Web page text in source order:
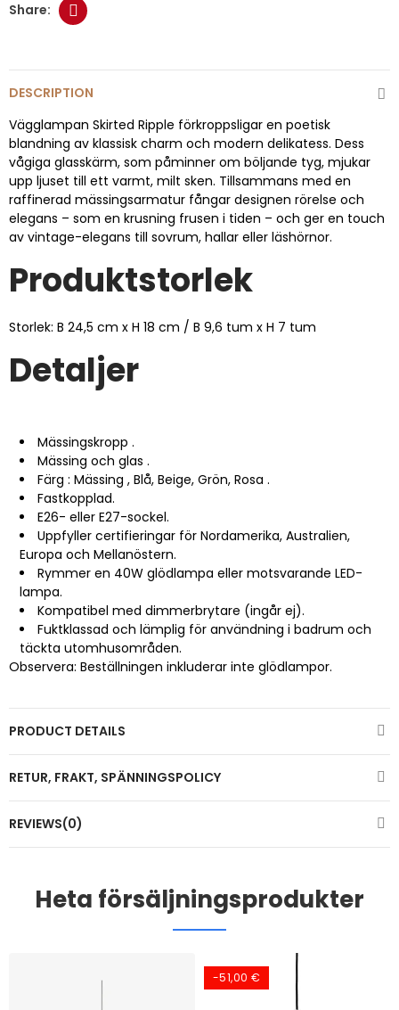
DESCRIPTION
Vägglampan Skirted Ripple förkroppsligar en poetisk
blandning av klassisk charm och modern delikatess. Dess
vågiga glasskärm, som påminner om böljande tyg, mjukar
upp ljuset till ett varmt, milt sken. Tillsammans med en
raffinerad mässingsarmatur fångar designen rörelse och
elegans – som en krusning frusen i tiden – och ger en touch
av vintage-elegans till sovrum, hallar eller läshörnor.
Produktstorlek
Storlek: B 24,5 cm x H 18 cm / B 9,6 tum x H 7 tum
Detaljer
Mässingskropp .
Mässing och glas .
Färg : Mässing , Blå, Beige, Grön, Rosa .
Fastkopplad.
E26- eller E27-sockel.
Uppfyller certifieringar för Nordamerika, Australien,
Europa och Mellanöstern.
Rymmer en 40W glödlampa eller motsvarande LED-
lampa.
Kompatibel med dimmerbrytare (ingår ej).
Fuktklassad och lämplig för användning i badrum och
täckta utomhusområden.
Observera: Beställningen inkluderar inte glödlampor.
PRODUCT DETAILS
RETUR, FRAKT, SPÄNNINGSPOLICY
REVIEWS(0)
Heta försäljningsprodukter
-51,00 €